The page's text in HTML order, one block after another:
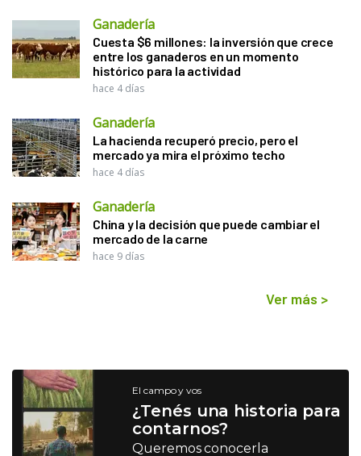
Ganadería
Cuesta $6 millones: la inversión que crece
entre los ganaderos en un momento
histórico para la actividad
hace 4 días
Ganadería
La hacienda recuperó precio, pero el
mercado ya mira el próximo techo
hace 4 días
Ganadería
China y la decisión que puede cambiar el
mercado de la carne
hace 9 días
Ver más >
El campo y vos
¿Tenés una historia para
contarnos?
Queremos conocerla